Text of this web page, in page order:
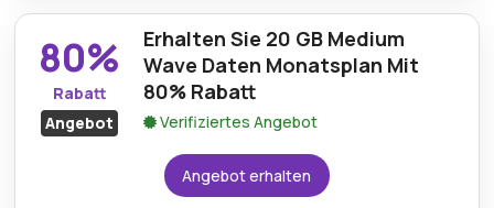
Phone mit einem Wetell.de-Gutschein sparen, was
schnelle Konnektivität und hervorragenden Wert für
Mobilfunknutzer bietet.
80%
Rabatt
Angebot
Erhalten Sie 20 GB Medium
Wave Daten Monatsplan Mit
80% Rabatt
Verifiziertes Angebot
Angebot erhalten